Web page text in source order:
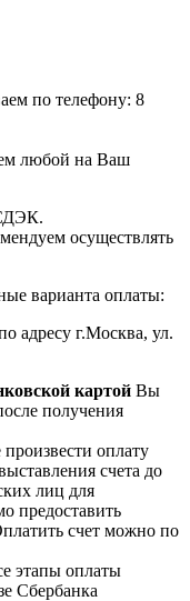
по телефону: 8
любой на Ваш
осуществлять
варианта оплаты:
адресу г.Москва, ул.
картой Вы
получения
оплату
счета до
лиц для
предоставить
счет можно по
этапы оплаты
Сбербанка